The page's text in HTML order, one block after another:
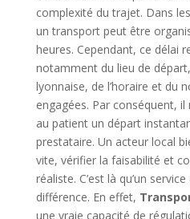
complexité du trajet. Dans
un transport peut être
heures. Cependant, ce délai
notamment du lieu de
lyonnaise, de l’horaire et du
engagées. Par conséquent,
au patient un départ
prestataire. Un acteur local
vite, vérifier la faisabilité et
réaliste. C’est là qu’un
différence. En effet,
une vraie capacité de